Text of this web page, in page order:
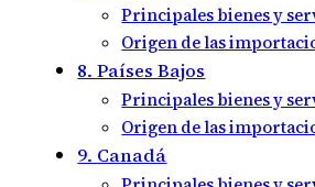
Principales bienes y
Origen de las
8. Países Bajos
Principales bienes y
Origen de las
9. Canadá